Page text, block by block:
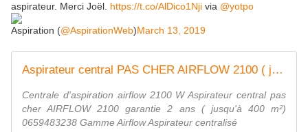
aspirateur. Merci Joël. https://t.co/AlDico1Nji via @yotpo
Aspiration (@AspirationWeb)March 13, 2019
Aspirateur central PAS CHER AIRFLOW 2100 ( jusqu'à 400 m²) 519€
Centrale d'aspiration airflow 2100 W Aspirateur central pas
cher AIRFLOW 2100 garantie 2 ans ( jusqu'à 400 m²)
0659483238 Gamme Airflow Aspirateur centralisé